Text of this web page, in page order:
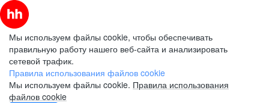
Мы используем файлы cookie, чтобы обеспечивать
правильную работу нашего веб-сайта и анализировать
сетевой трафик.
Правила использования файлов cookie
Мы используем файлы cookie. Правила использования
файлов cookie